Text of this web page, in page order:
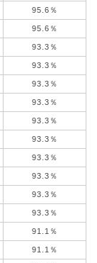
95.6％
95.6％
93.3％
93.3％
93.3％
93.3％
93.3％
93.3％
93.3％
93.3％
93.3％
93.3％
91.1％
91.1％